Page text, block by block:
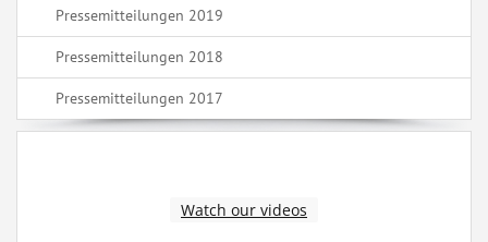
Pressemitteilungen 2019
Pressemitteilungen 2018
Pressemitteilungen 2017
Watch our videos